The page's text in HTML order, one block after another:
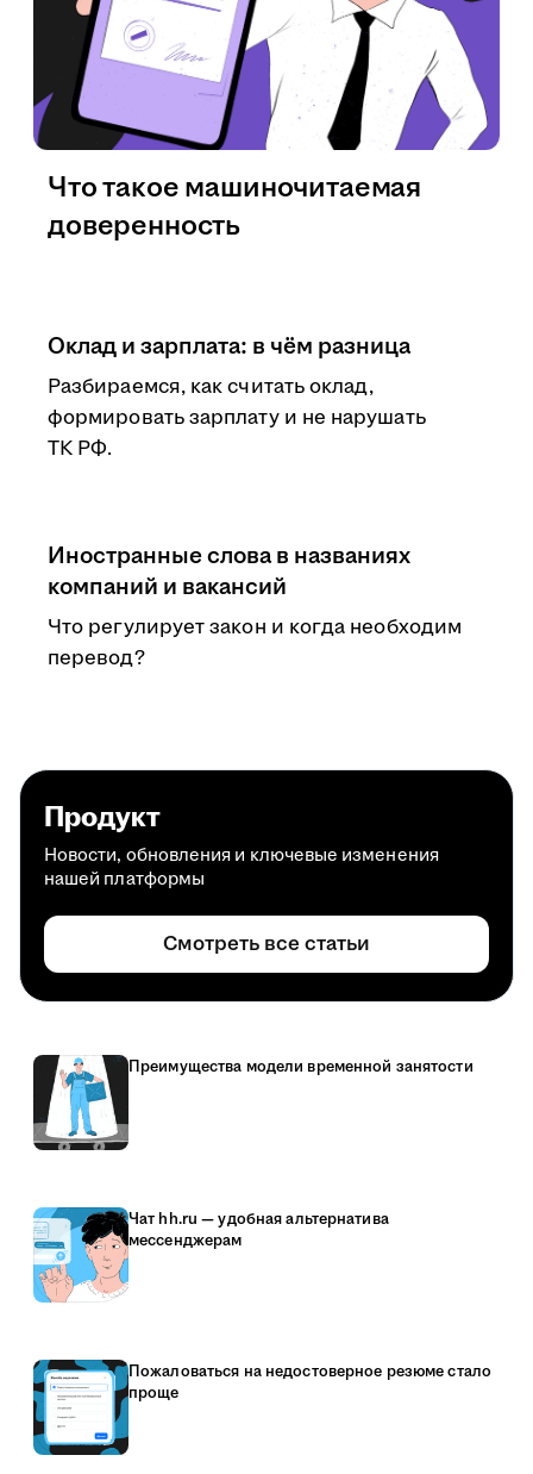
Оклад и зарплата: в чём разница
Разбираемся, как считать оклад,
формировать зарплату и не нарушать
ТК РФ.
Иностранные слова в названиях
компаний и вакансий
Что регулирует закон и когда необходим
перевод?
Что такое машиночитаемая
доверенность
Продукт
Новости, обновления и ключевые изменения
нашей платформы
Смотреть все статьи
Преимущества модели временной занятости
Чат hh.ru — удобная альтернатива
мессенджерам
Пожаловаться на недостоверное резюме стало
проще